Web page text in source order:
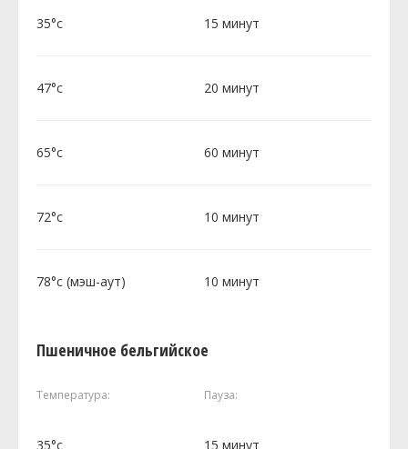
35°c 15 минут
47°c 20 минут
65°c 60 минут
72°c 10 минут
78°c (мэш-аут) 10 минут
Пшеничное бельгийское
Температура: Пауза:
35°c 15 минут